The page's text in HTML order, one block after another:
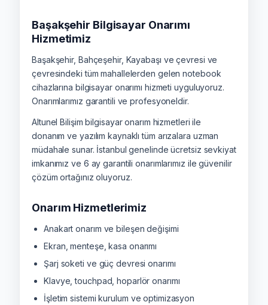
Başakşehir Bilgisayar Onarımı
Hizmetimiz
Başakşehir, Bahçeşehir, Kayabaşı ve çevresi ve
çevresindeki tüm mahallelerden gelen notebook
cihazlarına bilgisayar onarımı hizmeti uyguluyoruz.
Onarımlarımız garantili ve profesyoneldir.
Altunel Bilişim bilgisayar onarım hizmetleri ile
donanım ve yazılım kaynaklı tüm arızalara uzman
müdahale sunar. İstanbul genelinde ücretsiz sevkiyat
imkanımız ve 6 ay garantili onarımlarımız ile güvenilir
çözüm ortağınız oluyoruz.
Onarım Hizmetlerimiz
Anakart onarım ve bileşen değişimi
Ekran, menteşe, kasa onarımı
Şarj soketi ve güç devresi onarımı
Klavye, touchpad, hoparlör onarımı
İşletim sistemi kurulum ve optimizasyon